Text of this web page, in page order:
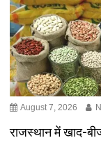
August 7, 2026
राजस्थान में खाद-